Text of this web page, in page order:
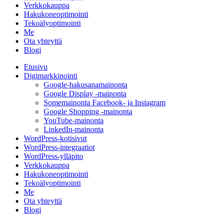
Verkkokauppa
Hakukoneoptimointi
Tekoälyoptimointi
Me
Ota yhteyttä
Blogi
Etusivu
Digimarkkinointi
Google-hakusanamainonta
Google Display -mainonta
Somemainonta Facebook- ja Instagram
Google Shopping -mainonta
YouTube-mainonta
LinkedIn-mainonta
WordPress-kotisivut
WordPress-integraatiot
WordPress-ylläpito
Verkkokauppa
Hakukoneoptimointi
Tekoälyoptimointi
Me
Ota yhteyttä
Blogi